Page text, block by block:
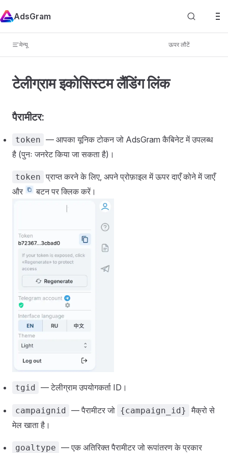
Skip to content
AdsGram
मेन्यू ऊपर लौटें
परिचय
इसके बारे में
अभियान लॉन्च करना:
- टेलीग्राम चैनलों में
- टेलीग्राम बॉट्स में
- टेलीग्राम क्लाइंट्स में
- Telegram Ads के ज़रिए
अभियान विश्लेषण
टेलीग्राम इकोसिस्टम लैंडिंग लिंक
वेब लैंडिंग लिंक
भागीदार एकीकरण
दर्शक
संदर्भ
बैनर प्रकार
भुगतान
निरीक्षण
Telegram Ads मॉडरेशन
अभियान स्थितियाँ
टेलीग्राम इकोसिस्टम लैंडिंग लिंक
पैरामीटर:
token — आपका यूनिक टोकन जो AdsGram कैबिनेट में उपलब्ध
है (पुनः जनरेट किया जा सकता है)।
token प्राप्त करने के लिए, अपने प्रोफ़ाइल में ऊपर दाएँ कोने में जाएँ
और
बटन पर क्लिक करें।
tgid — टेलीग्राम उपयोगकर्ता ID।
campaignid — पैरामीटर जो {campaign_id} मैक्रो से
मेल खाता है।
goaltype — एक अतिरिक्त पैरामीटर जो रूपांतरण के प्रकार